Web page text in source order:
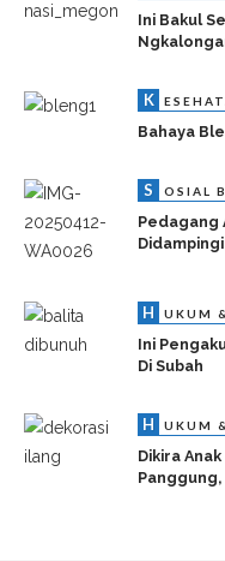
Ini Bakul
K
Bahaya
S OSIAL
Pedagang
H UKUM
Ini
Di Subah
H UKUM
Dikira